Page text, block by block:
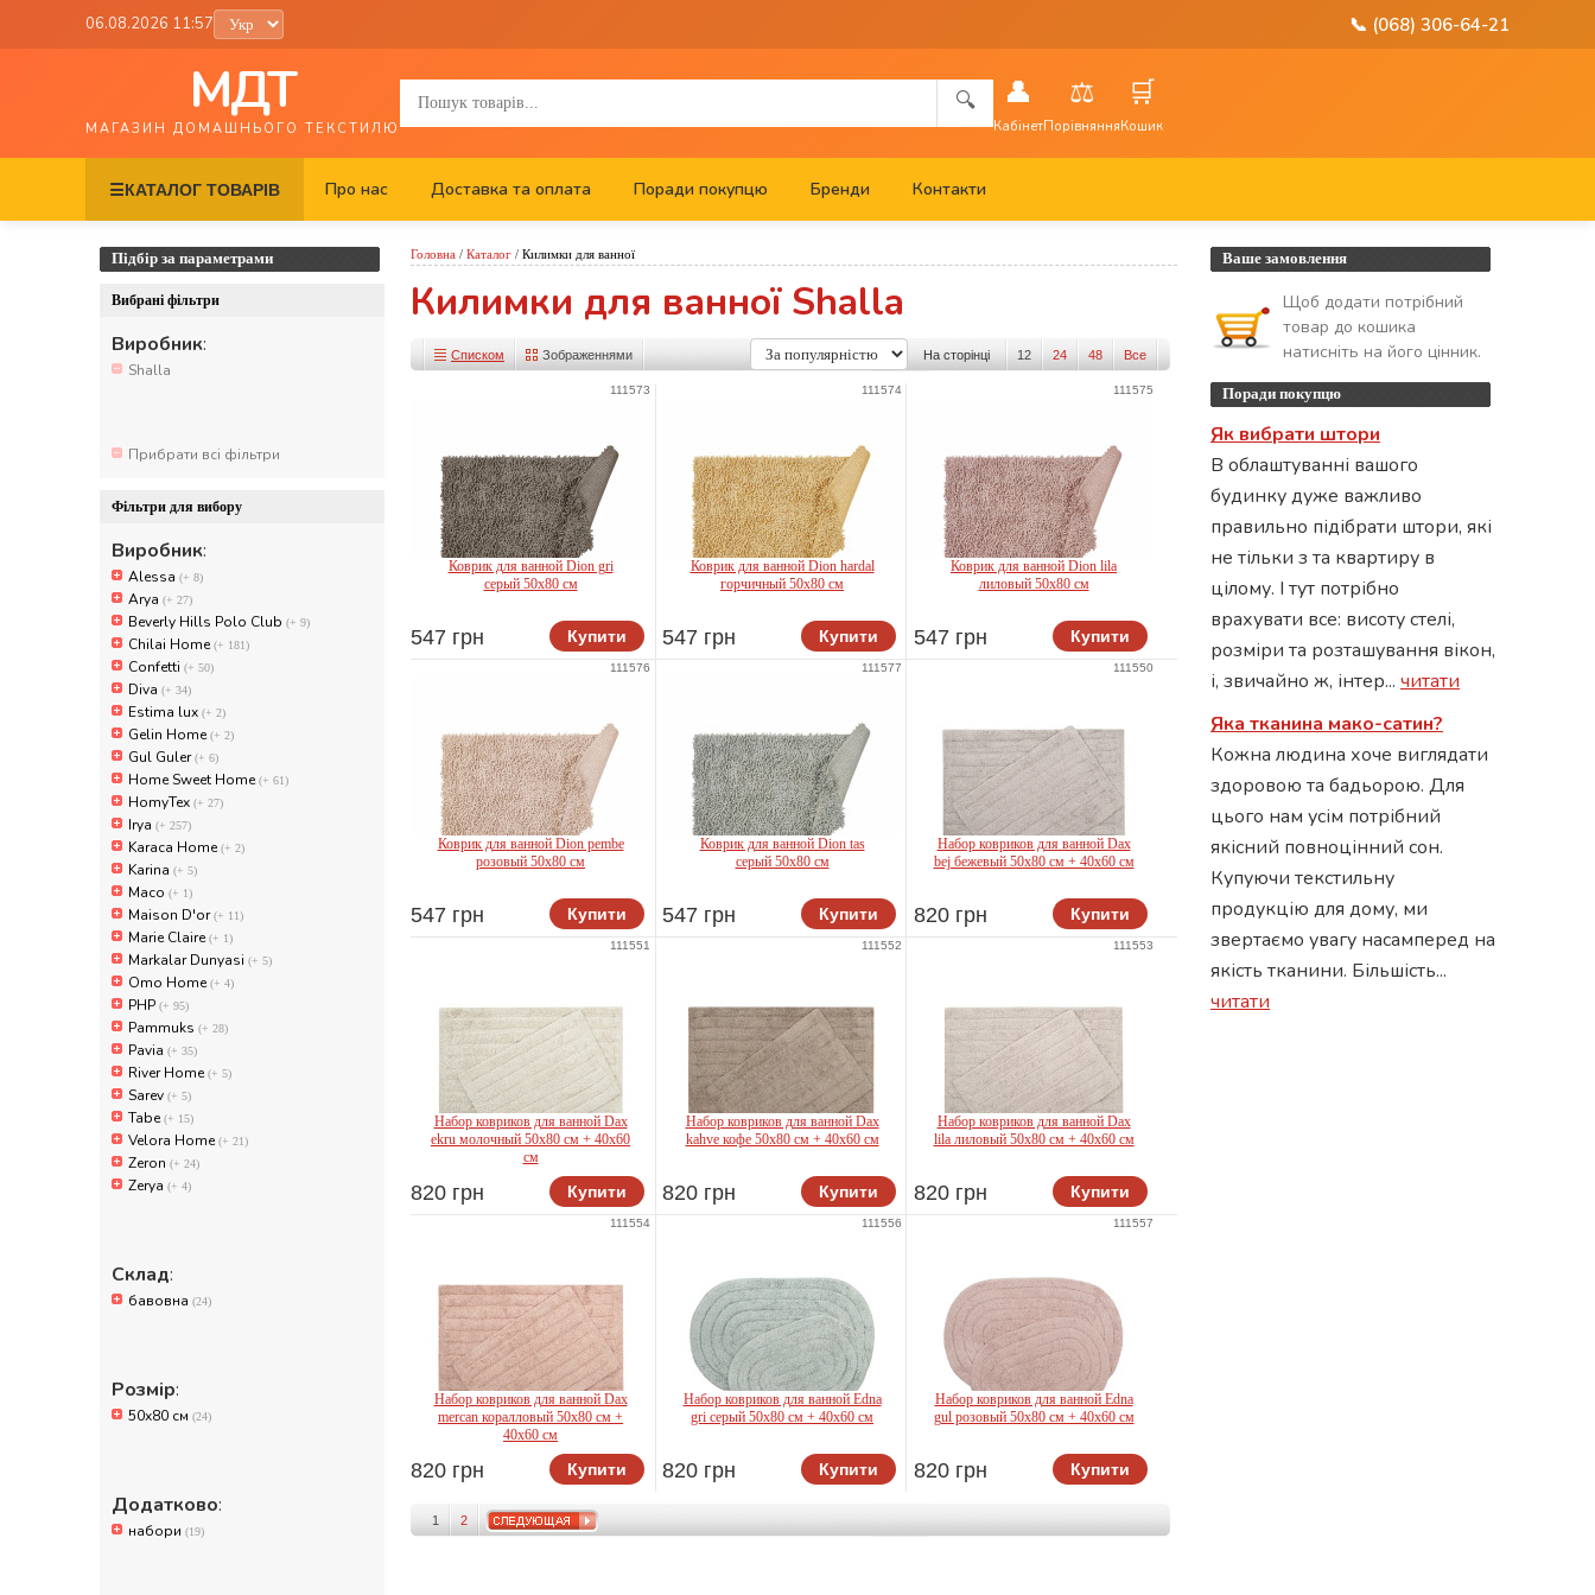
06.08.2026 11:57 📞 (068) 306-64-21
МДТ
МАГАЗИН ДОМАШНЬОГО ТЕКСТИЛЮ
🔍 👤
Кабінет
⚖️
Порівняння
🛒
Кошик
☰КАТАЛОГ ТОВАРІВ Про нас Доставка та оплата Поради покупцю Бренди Контакти
Підбір за параметрами
Вибрані фільтри
Виробник:
Shalla
Прибрати всі фільтри
Фільтри для вибору
Виробник:
Alessa (+ 8)
Arya (+ 27)
Beverly Hills Polo Club (+ 9)
Chilai Home(+ 181)
Confetti (+ 50)
Diva (+ 34)
Estima lux (+ 2)
Gelin Home(+ 2)
Gul Guler(+ 6)
Home Sweet Home(+ 61)
HomyTex (+ 27)
Irya (+ 257)
Karaca Home(+ 2)
Karina (+ 5)
Maco (+ 1)
Maison D'or(+ 11)
Marie Claire(+ 1)
Markalar Dunyasi (+ 5)
Omo Home(+ 4)
PHP (+ 95)
Pammuks (+ 28)
Pavia (+ 35)
River Home(+ 5)
Sarev (+ 5)
Tabe(+ 15)
Velora Home(+ 21)
Zeron (+ 24)
Zerya (+ 4)
Склад:
бавовна (24)
Розмір:
50х80 см (24)
Додатково:
набори (19)
Головна / Каталог / Килимки для ванної
Килимки для ванної Shalla
На сторінці 12 24 48 Все
Списком Зображеннями
Shalla
111573
Коврик для ванной Dion gri
серый 50x80 см
547 грн Купити
Shalla
111574
Коврик для ванной Dion hardal
горчичный 50x80 см
547 грн Купити
Shalla
111575
Коврик для ванной Dion lila
лиловый 50x80 см
547 грн Купити
Shalla
111576
Коврик для ванной Dion pembe
розовый 50x80 см
547 грн Купити
Shalla
111577
Коврик для ванной Dion tas
серый 50x80 см
547 грн Купити
Shalla
111550
Набор ковриков для ванной Dax
bej бежевый 50x80 см + 40x60 см
820 грн Купити
Shalla
111551
Набор ковриков для ванной Dax
ekru молочный 50x80 см + 40x60
см
820 грн Купити
Shalla
111552
Набор ковриков для ванной Dax
kahve кофе 50x80 см + 40x60 см
820 грн Купити
Shalla
111553
Набор ковриков для ванной Dax
lila лиловый 50x80 см + 40x60 см
820 грн Купити
111554
Набор ковриков для ванной Dax
mercan коралловый 50x80 см +
40x60 см
820 грн Купити
111556
Набор ковриков для ванной Edna
gri серый 50x80 см + 40x60 см
820 грн Купити
111557
Набор ковриков для ванной Edna
gul розовый 50x80 см + 40x60 см
820 грн Купити
1 2
Ваше замовлення
Щоб додати потрібний
товар до кошика
натисніть на його цінник.
Поради покупцю
Як вибрати штори
В облаштуванні вашого
будинку дуже важливо
правильно підібрати штори, які
не тільки з та квартиру в
цілому. І тут потрібно
врахувати все: висоту стелі,
розміри та розташування вікон,
і, звичайно ж, інтер... читати
Яка тканина мако-сатин?
Кожна людина хоче виглядати
здоровою та бадьорою. Для
цього нам усім потрібний
якісний повноцінний сон.
Купуючи текстильну
продукцію для дому, ми
звертаємо увагу насамперед на
якість тканини. Більшість...
читати